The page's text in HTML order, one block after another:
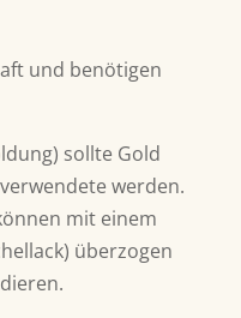
und benötigen
sollte Gold
werden.
mit einem
überzogen